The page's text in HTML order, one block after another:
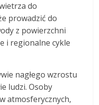
do
prowadzić do
z powierzchni
i regionalne cykle
nagłego wzrostu
ludzi. Osoby
atmosferycznych,